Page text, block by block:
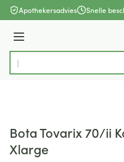
Ga naar de inhoud
Apothekersadvies Snelle
Menu
Product, merk, categorie...
Bota Tovarix 70/ii
Xlarge